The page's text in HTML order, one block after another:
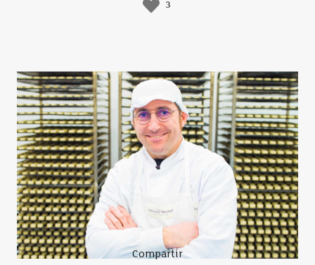
3
Compartir